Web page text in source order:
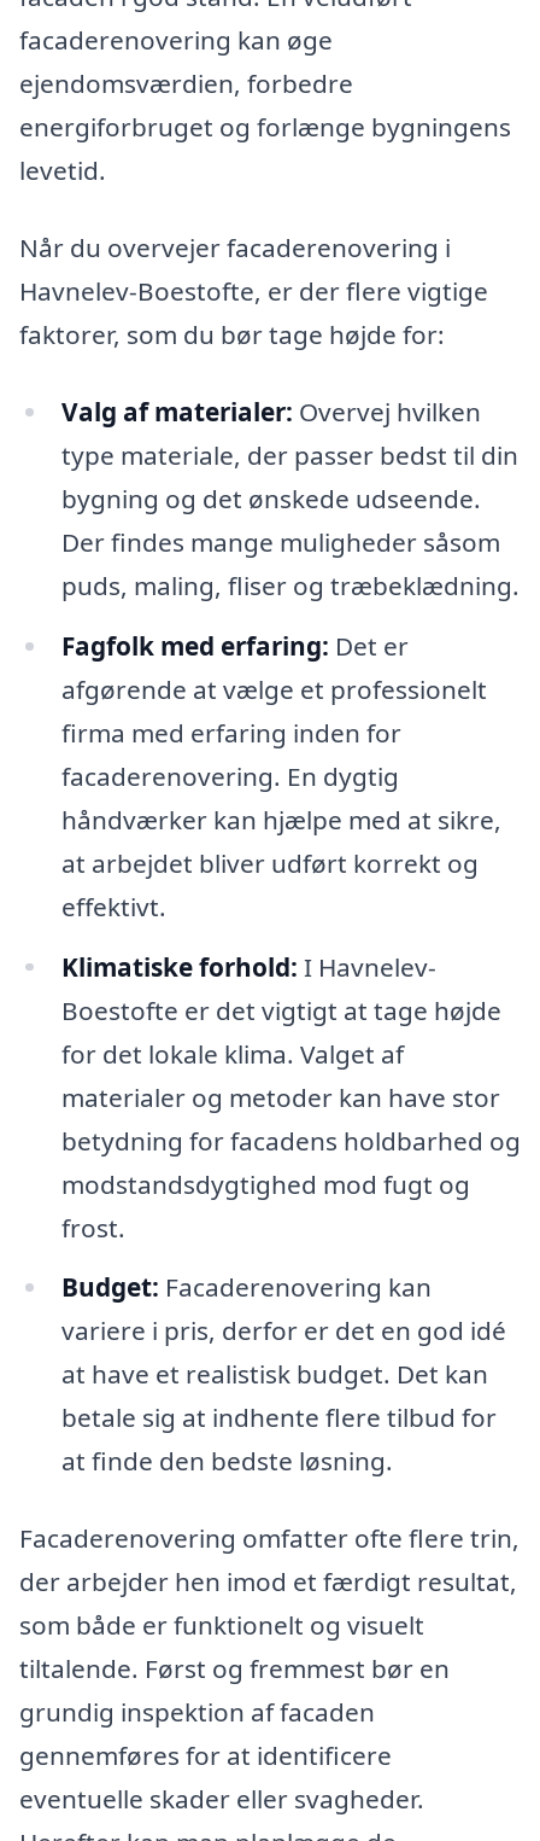
facaderenovering kan øge
ejendomsværdien, forbedre
energiforbruget og forlænge bygningens
levetid.
Når du overvejer facaderenovering i
Havnelev-Boestofte, er der flere vigtige
faktorer, som du bør tage højde for:
Valg af materialer: Overvej hvilken
type materiale, der passer bedst til din
bygning og det ønskede udseende.
Der findes mange muligheder såsom
puds, maling, fliser og træbeklædning.
Fagfolk med erfaring: Det er
afgørende at vælge et professionelt
firma med erfaring inden for
facaderenovering. En dygtig
håndværker kan hjælpe med at sikre,
at arbejdet bliver udført korrekt og
effektivt.
Klimatiske forhold: I Havnelev-
Boestofte er det vigtigt at tage højde
for det lokale klima. Valget af
materialer og metoder kan have stor
betydning for facadens holdbarhed og
modstandsdygtighed mod fugt og
frost.
Budget: Facaderenovering kan
variere i pris, derfor er det en god idé
at have et realistisk budget. Det kan
betale sig at indhente flere tilbud for
at finde den bedste løsning.
Facaderenovering omfatter ofte flere trin,
der arbejder hen imod et færdigt resultat,
som både er funktionelt og visuelt
tiltalende. Først og fremmest bør en
grundig inspektion af facaden
gennemføres for at identificere
eventuelle skader eller svagheder.